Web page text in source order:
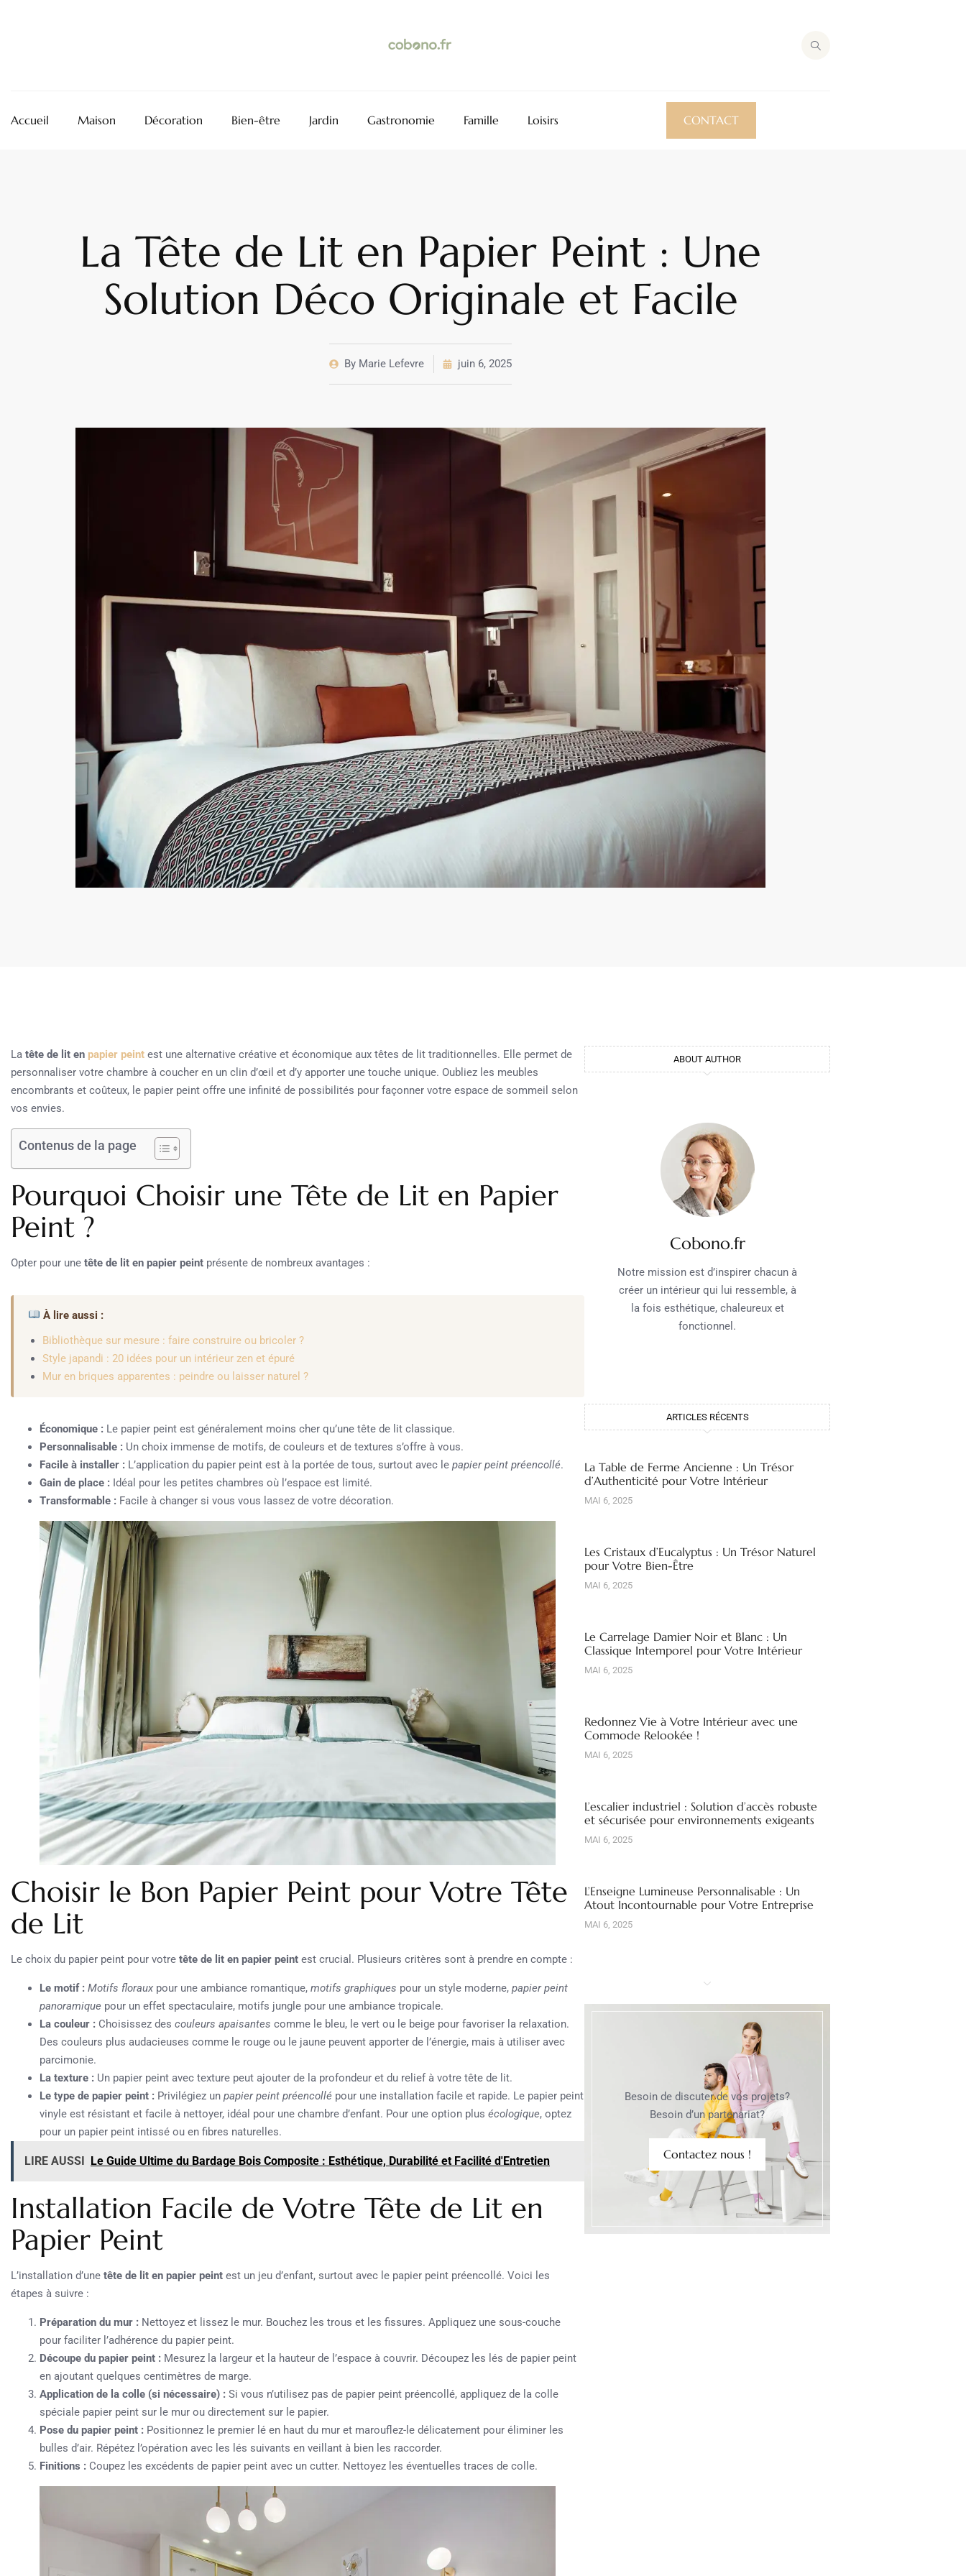
Accueil Maison Décoration Bien-être Jardin Gastronomie Famille Loisirs CONTACT
La Tête de Lit en Papier Peint : Une
Solution Déco Originale et Facile
By Marie Lefevre juin 6, 2025
La tête de lit en papier peint est une alternative créative et économique aux têtes de lit traditionnelles. Elle permet de
personnaliser votre chambre à coucher en un clin d’œil et d’y apporter une touche unique. Oubliez les meubles
encombrants et coûteux, le papier peint offre une infinité de possibilités pour façonner votre espace de sommeil selon
vos envies.
Contenus de la page
Pourquoi Choisir une Tête de Lit en Papier
Peint ?
Opter pour une tête de lit en papier peint présente de nombreux avantages :
À lire aussi :
Bibliothèque sur mesure : faire construire ou bricoler ?
Style japandi : 20 idées pour un intérieur zen et épuré
Mur en briques apparentes : peindre ou laisser naturel ?
Économique : Le papier peint est généralement moins cher qu’une tête de lit classique.
Personnalisable : Un choix immense de motifs, de couleurs et de textures s’offre à vous.
Facile à installer : L’application du papier peint est à la portée de tous, surtout avec le papier peint préencollé.
Gain de place : Idéal pour les petites chambres où l’espace est limité.
Transformable : Facile à changer si vous vous lassez de votre décoration.
Choisir le Bon Papier Peint pour Votre Tête
de Lit
Le choix du papier peint pour votre tête de lit en papier peint est crucial. Plusieurs critères sont à prendre en compte :
Le motif : Motifs floraux pour une ambiance romantique, motifs graphiques pour un style moderne, papier peint
panoramique pour un effet spectaculaire, motifs jungle pour une ambiance tropicale.
La couleur : Choisissez des couleurs apaisantes comme le bleu, le vert ou le beige pour favoriser la relaxation.
Des couleurs plus audacieuses comme le rouge ou le jaune peuvent apporter de l’énergie, mais à utiliser avec
parcimonie.
La texture : Un papier peint avec texture peut ajouter de la profondeur et du relief à votre tête de lit.
Le type de papier peint : Privilégiez un papier peint préencollé pour une installation facile et rapide. Le papier peint
vinyle est résistant et facile à nettoyer, idéal pour une chambre d’enfant. Pour une option plus écologique, optez
pour un papier peint intissé ou en fibres naturelles.
LIRE AUSSI Le Guide Ultime du Bardage Bois Composite : Esthétique, Durabilité et Facilité d'Entretien
Installation Facile de Votre Tête de Lit en
Papier Peint
L’installation d’une tête de lit en papier peint est un jeu d’enfant, surtout avec le papier peint préencollé. Voici les
étapes à suivre :
Préparation du mur : Nettoyez et lissez le mur. Bouchez les trous et les fissures. Appliquez une sous-couche
pour faciliter l’adhérence du papier peint.
Découpe du papier peint : Mesurez la largeur et la hauteur de l’espace à couvrir. Découpez les lés de papier peint
en ajoutant quelques centimètres de marge.
Application de la colle (si nécessaire) : Si vous n’utilisez pas de papier peint préencollé, appliquez de la colle
spéciale papier peint sur le mur ou directement sur le papier.
Pose du papier peint : Positionnez le premier lé en haut du mur et marouflez-le délicatement pour éliminer les
bulles d’air. Répétez l’opération avec les lés suivants en veillant à bien les raccorder.
Finitions : Coupez les excédents de papier peint avec un cutter. Nettoyez les éventuelles traces de colle.
ABOUT AUTHOR
Cobono.fr
Notre mission est d’inspirer chacun à
créer un intérieur qui lui ressemble, à
la fois esthétique, chaleureux et
fonctionnel.
ARTICLES RÉCENTS
La Table de Ferme Ancienne : Un Trésor
d’Authenticité pour Votre Intérieur
MAI 6, 2025
Les Cristaux d’Eucalyptus : Un Trésor Naturel
pour Votre Bien-Être
MAI 6, 2025
Le Carrelage Damier Noir et Blanc : Un
Classique Intemporel pour Votre Intérieur
MAI 6, 2025
Redonnez Vie à Votre Intérieur avec une
Commode Relookée !
MAI 6, 2025
L’escalier industriel : Solution d’accès robuste
et sécurisée pour environnements exigeants
MAI 6, 2025
L’Enseigne Lumineuse Personnalisable : Un
Atout Incontournable pour Votre Entreprise
MAI 6, 2025
Besoin de discuter de vos projets?
Besoin d’un partenariat?
Contactez nous !